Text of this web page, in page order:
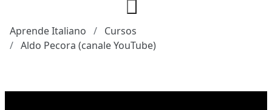
Aprende Italiano
Cursos
Aldo Pecora (canale YouTube)